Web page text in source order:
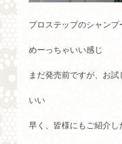
プロステップのシャンプ
めーっちゃいい感じ
まだ発売前ですが、お
いい
早く、皆様にもご紹介し